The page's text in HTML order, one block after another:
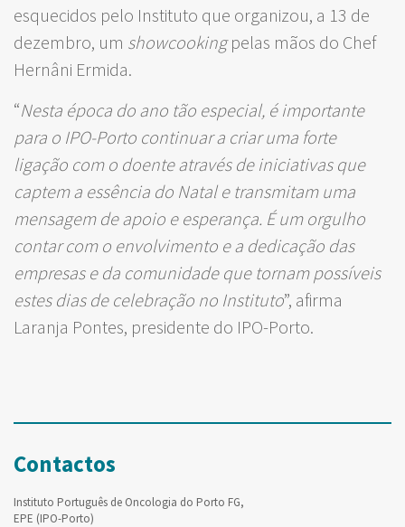
esquecidos pelo Instituto que organizou, a 13 de
dezembro, um showcookingpelas mãos do Chef
Hernâni Ermida.
“Nesta época do ano tão especial, é importante
para o IPO-Porto continuar a criar uma forte
ligação com o doente através de iniciativas que
captem a essência do Natal e transmitam uma
mensagem de apoio e esperança. É um orgulho
contar com o envolvimento e a dedicação das
empresas e da comunidade que tornam possíveis
estes dias de celebração no Instituto”, afirma
Laranja Pontes, presidente do IPO-Porto.
Contactos
Instituto Português de Oncologia do Porto FG,
EPE (IPO-Porto)